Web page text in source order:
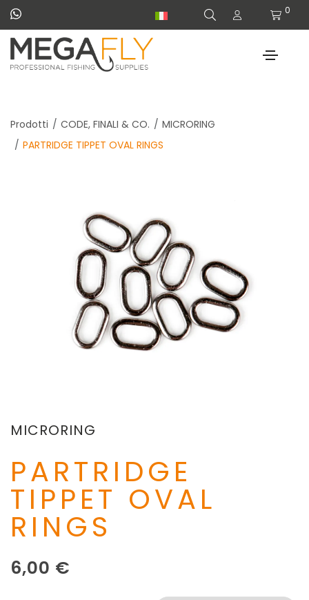
0
Prodotti CODE, FINALI & CO.
MICRORING
PARTRIDGE TIPPET OVAL RINGS
MICRORING
PARTRIDGE
TIPPET OVAL
RINGS
6,00 €